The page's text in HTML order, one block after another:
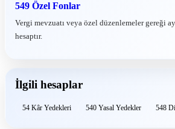
549 Özel Fonlar
Vergi mevzuatı veya özel düzenlemeler gereği
hesaptır.
İlgili hesaplar
54 Kâr Yedekleri 540 Yasal Yedekler 548